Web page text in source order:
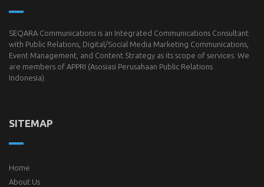
SEQARA Communications is an Integrated Communications Consultant
with Public Relations, Digital/Social Media Marketing Communications,
Event Management, and Content Strategy as its scope of services. We
are members of APPRI (Asosiasi Perusahaan Public Relations
Indonesia).
SITEMAP
Home
About Us